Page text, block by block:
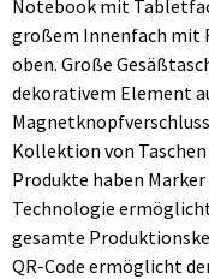
Notebook mit
großem Innenfach mit
oben. Große
dekorativem Element
Kollektion von
Produkte haben
Technologie
gesamte
QR-Code ermöglicht